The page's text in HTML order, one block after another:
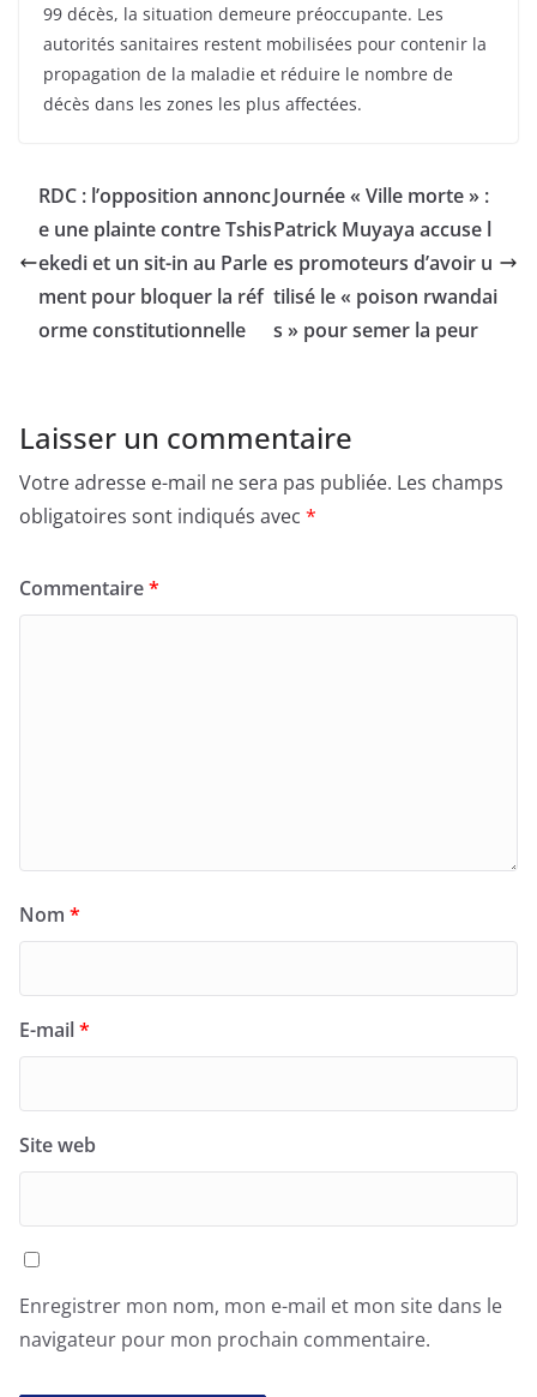
99 décès, la situation demeure préoccupante. Les
autorités sanitaires restent mobilisées pour contenir la
propagation de la maladie et réduire le nombre de
décès dans les zones les plus affectées.
RDC : l’opposition annonc
e une plainte contre Tshis
ekedi et un sit-in au Parle
ment pour bloquer la réf
orme constitutionnelle
Journée « Ville morte » :
Patrick Muyaya accuse l
es promoteurs d’avoir u
tilisé le « poison rwandai
s » pour semer la peur
Laisser un commentaire
Votre adresse e-mail ne sera pas publiée. Les champs
obligatoires sont indiqués avec *
Commentaire*
Nom *
E-mail*
Site web
Enregistrer mon nom, mon e-mail et mon site dans le
navigateur pour mon prochain commentaire.